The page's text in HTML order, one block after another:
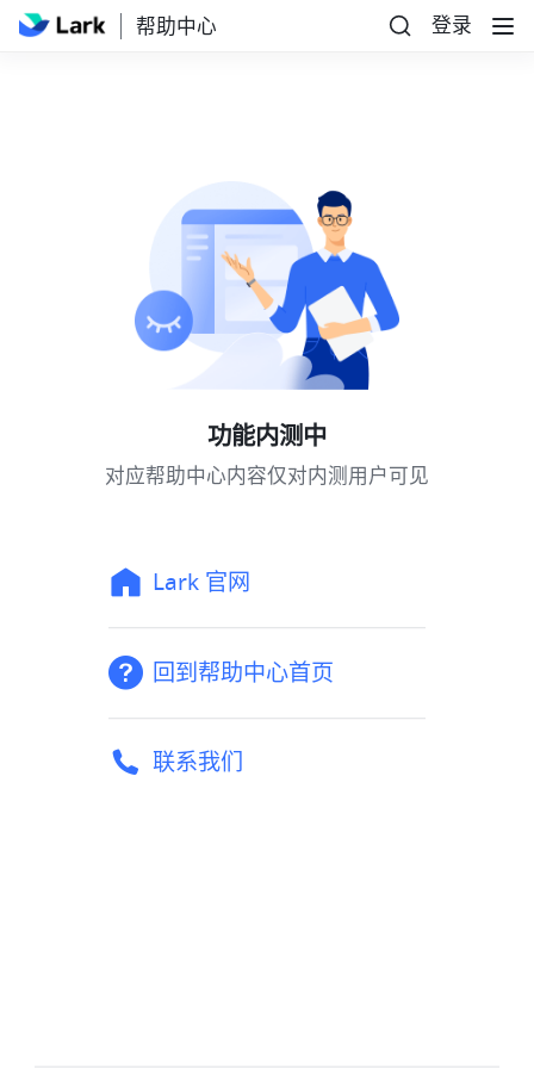
帮助中心 登录
功能内测中
对应帮助中心内容仅对内测用户可见
Lark 官网
回到帮助中心首页
联系我们